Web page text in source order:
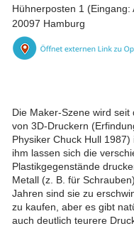
Hühnerposten 1 (Eingang:
20097 Hamburg
Die Maker-Szene wird seit
von 3D-Druckern
Physiker Chuck Hull
ihm lassen sich die
Plastikgegenstände
Metall (z. B. für
Jahren sind sie zu
zu kaufen, aber es gibt
auch deutlich teurere